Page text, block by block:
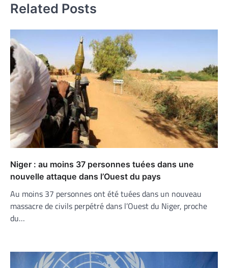
Related Posts
Niger : au moins 37 personnes tuées dans une
nouvelle attaque dans l’Ouest du pays
Au moins 37 personnes ont été tuées dans un nouveau
massacre de civils perpétré dans l’Ouest du Niger, proche
du…